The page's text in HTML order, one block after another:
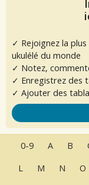
✓ Rejoignez la
ukulélé du monde
✓ Notez,
✓ Enregistrez des
✓ Ajouter des
0-9 A B
L
M N O